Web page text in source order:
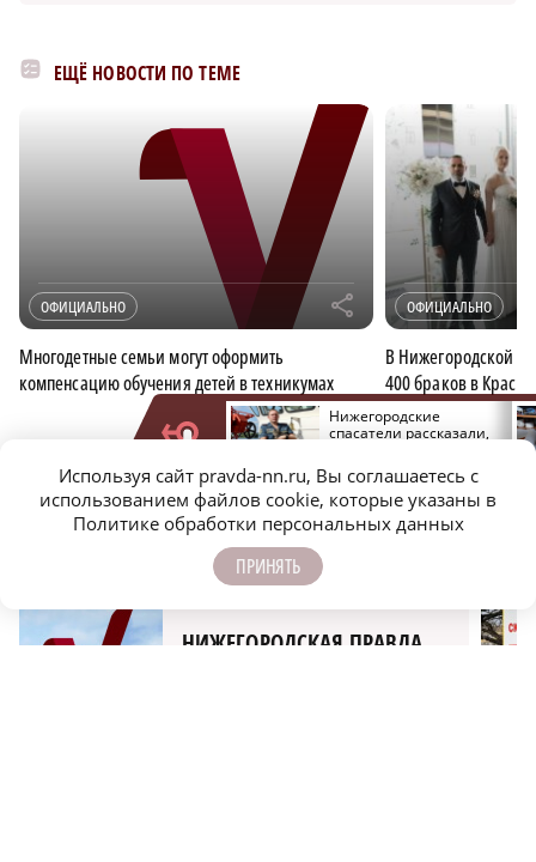
ЕЩЁ НОВОСТИ ПО ТЕМЕ
ОФИЦИАЛЬНО r
Многодетные семьи могут оформить
компенсацию обучения детей в техникумах
ОФИЦИАЛЬНО
В Нижегородской
400 браков в
ПОДПИСЫВАЙТЕСЬ НА НАШИ
КАНАЛЫ В MAX И TELEGRAM:
НИЖЕГОРОДСКАЯ ПРАВДА
На 30% вырос средний
проходной балл в
Нижегородские
спасатели рассказали,
Используя сайт pravda-nn.ru, Вы соглашаетесь с
использованием файлов cookie, которые указаны в
Политике обработки персональных данных
ПРИНЯТЬ